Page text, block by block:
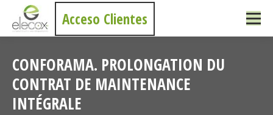
Acceso Clientes
CONFORAMA. PROLONGATION DU
CONTRAT DE MAINTENANCE
INTÉGRALE